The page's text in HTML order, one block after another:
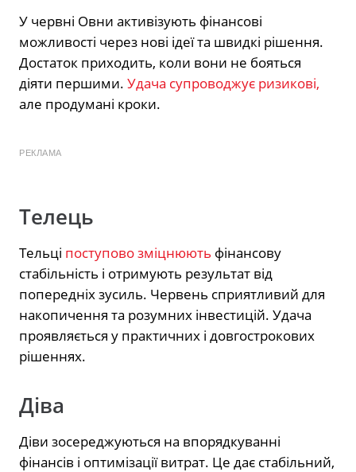
У червні Овни активізують фінансові
можливості через нові ідеї та швидкі рішення.
Достаток приходить, коли вони не бояться
діяти першими. Удача супроводжує ризикові,
але продумані кроки.
РЕКЛАМА
Телець
Тельці поступово зміцнюють фінансову
стабільність і отримують результат від
попередніх зусиль. Червень сприятливий для
накопичення та розумних інвестицій. Удача
проявляється у практичних і довгострокових
рішеннях.
Діва
Діви зосереджуються на впорядкуванні
фінансів і оптимізації витрат. Це дає стабільний,